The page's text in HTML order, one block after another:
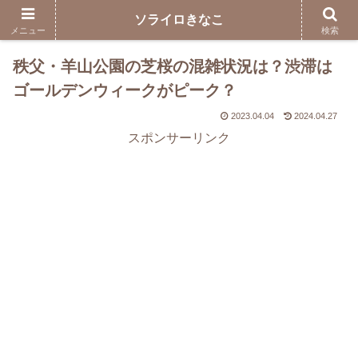
秩父・羊山公園の芝桜の混雑状況は？渋滞は
ゴールデンウィークがピーク？
2023.04.04 2024.04.27
スポンサーリンク
メニュー
ソライロきなこ
検索